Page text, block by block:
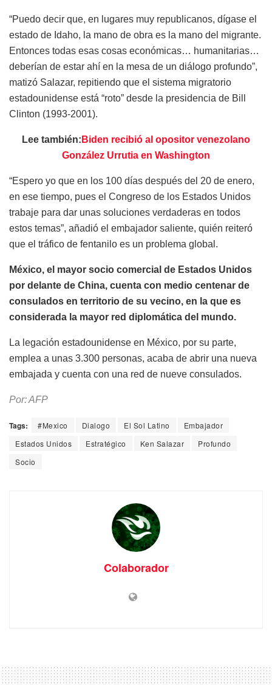
“Puedo decir que, en lugares muy republicanos, dígase el
estado de Idaho, la mano de obra es la mano del migrante.
Entonces todas esas cosas económicas… humanitarias…
deberían de estar ahí en la mesa de un diálogo profundo”,
matizó Salazar, repitiendo que el sistema migratorio
estadounidense está “roto” desde la presidencia de Bill
Clinton (1993-2001).
Lee también: Biden recibió al opositor venezolano
González Urrutia en Washington
“Espero yo que en los 100 días después del 20 de enero,
en ese tiempo, pues el Congreso de los Estados Unidos
trabaje para dar unas soluciones verdaderas en todos
estos temas”, añadió el embajador saliente, quién reiteró
que el tráfico de fentanilo es un problema global.
México, el mayor socio comercial de Estados Unidos
por delante de China, cuenta con medio centenar de
consulados en territorio de su vecino, en la que es
considerada la mayor red diplomática del mundo.
La legación estadounidense en México, por su parte,
emplea a unas 3.300 personas, acaba de abrir una nueva
embajada y cuenta con una red de nueve consulados.
Por: AFP
Tags: #Mexico Dialogo El Sol Latino
Embajador
Estados Unidos
Estratégico Ken Salazar
Profundo
Socio
Colaborador